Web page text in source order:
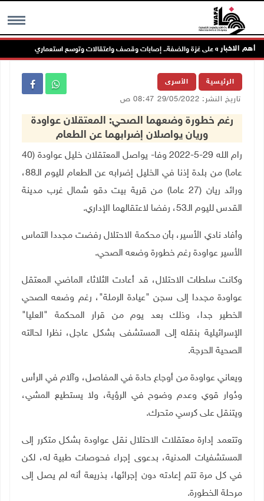
MENU أهم الاخبار
يواصل عدوانه على غزة والضفة.. إصابات وقصف واعتقالات وتوسع استعماري
الرئيسية الأسرى
تاريخ النشر: 29/05/2022 08:47 ص
رغم خطورة وضعهما الصحي: المعتقلان عواودة
وريان يواصلان إضرابهما عن الطعام
رام الله 29-5-2022 وفا- يواصل المعتقلان خليل عواودة (40
عاما) من بلدة إذنا في الخليل إضرابه عن الطعام لليوم الـ88،
ورائد ريان (27 عاما) من قرية بيت دقو شمال غرب مدينة
القدس لليوم الـ53، رفضا لاعتقالهما الإداري
.
وأفاد نادي الأسير، بأن محكمة الاحتلال رفضت مجددا التماس
الأسير عواودة رغم خطورة وضعه الصحي.
وكانت سلطات الاحتلال، قد أعادت الثلاثاء الماضي المعتقل
عواودة مجددا إلى سجن "عيادة الرملة"، رغم وضعه الصحي
الخطير جدا، وذلك بعد يوم من قرار المحكمة "العليا"
الإسرائيلية بنقله إلى المستشفى بشكل عاجل، نظرا لحالته
الصحية الحرجة.
ويعاني عواودة من أوجاع حادة في المفاصل، وآلام في الرأس
ودُوار قوي وعدم وضوح في الرؤية، ولا يستطيع المشي،
ويتنقل على كرسي متحرك.
وتتعمد إدارة معتقلات الاحتلال نقل عواودة بشكل متكرر إلى
المستشفيات المدنية، بدعوى إجراء فحوصات طبية له، لكن
في كل مرة تتم إعادته دون إجرائها، بذريعة أنه لم يصل إلى
مرحلة الخطورة.